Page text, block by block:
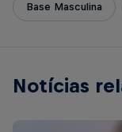
Base Masculina
Notícias